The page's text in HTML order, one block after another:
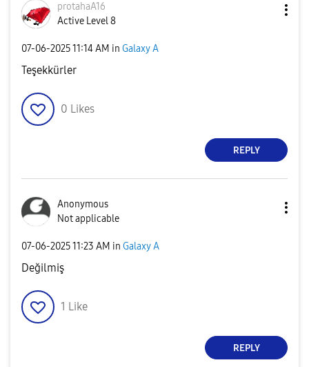
protahaA16
Active Level 8
‎07-06-202511:14 AM in Galaxy A
Teşekkürler
0 Likes
REPLY
Anonymous
Not applicable
‎07-06-202511:23 AM in Galaxy A
Değilmiş
1 Like
REPLY